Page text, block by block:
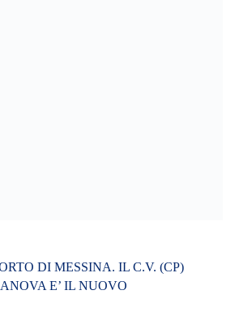
DI MESSINA. IL C.V. (CP)
E’ IL NUOVO